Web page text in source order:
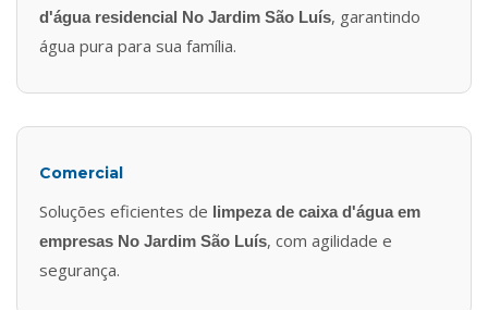
d'água residencial No Jardim São Luís, garantindo
água pura para sua família.
Comercial
Soluções eficientes de limpeza de caixa d'água em
empresas No Jardim São Luís, com agilidade e
segurança.